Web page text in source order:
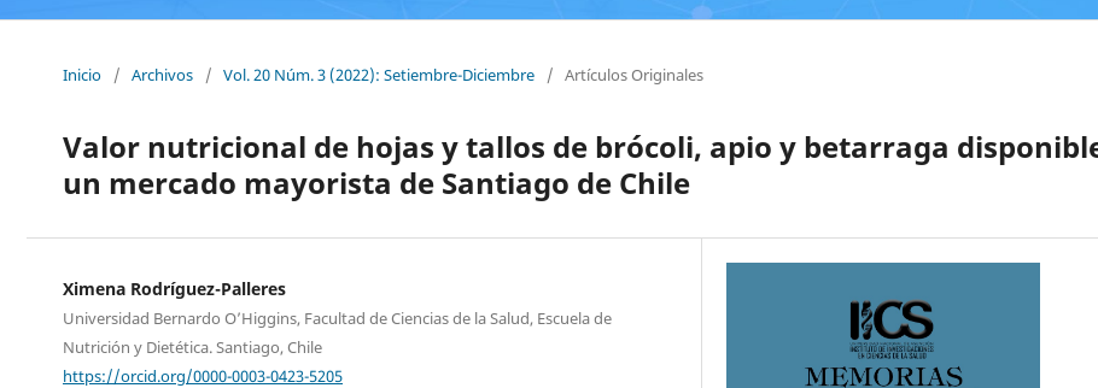
Inicio / Archivos / Vol. 20 Núm. 3 (2022): Setiembre-Diciembre / Artículos Originales
Valor nutricional de hojas y tallos de brócoli, apio y betarraga
un mercado mayorista de Santiago de Chile
Ximena Rodríguez-Palleres
Universidad Bernardo O’Higgins, Facultad de Ciencias de la Salud, Escuela de
Nutrición y Dietética. Santiago, Chile
https://orcid.org/0000-0003-0423-5205